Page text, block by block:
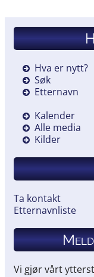
Hva er nytt?
Søk
Etternavn
Kalender
Alle media
Kilder
Ta kontakt
Etternavnliste
Vi gjør vårt